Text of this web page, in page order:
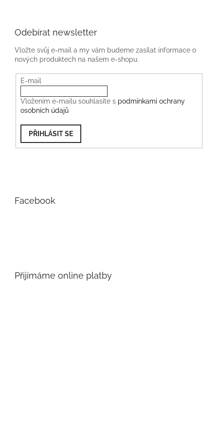
Odebírat newsletter
Vložte svůj e-mail a my vám budeme zasílat informace o
nových produktech na našem e-shopu.
E-mail
Vložením e-mailu souhlasíte s podmínkami ochrany
osobních údajů
PŘIHLÁSIT SE
Facebook
Přijímáme online platby